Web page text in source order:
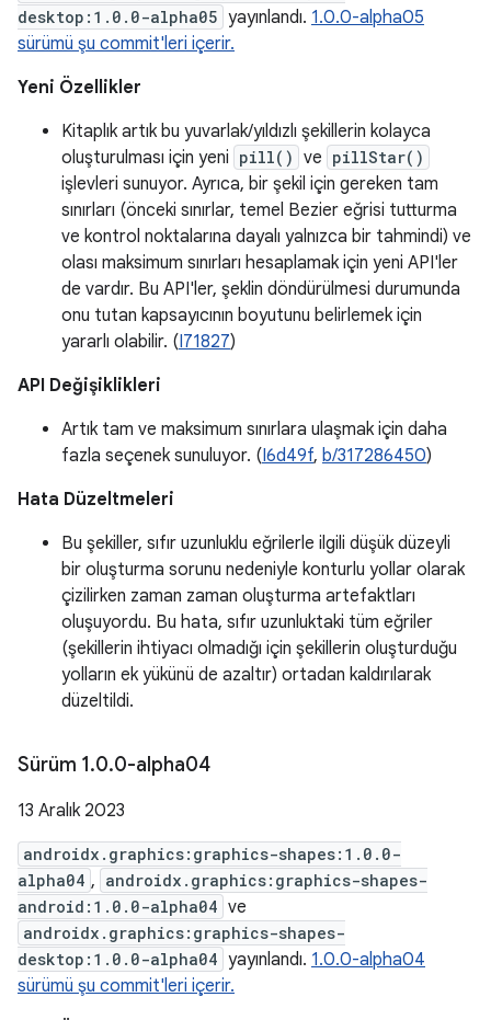
desktop:1.0.0-alpha05 yayınlandı. 1.0.0-alpha05
sürümü şu commit'leri içerir.
Yeni Özellikler
Kitaplık artık bu yuvarlak/yıldızlı şekillerin kolayca
oluşturulması için yeni pill() ve pillStar()
işlevleri sunuyor. Ayrıca, bir şekil için gereken tam
sınırları (önceki sınırlar, temel Bezier eğrisi tutturma
ve kontrol noktalarına dayalı yalnızca bir tahmindi) ve
olası maksimum sınırları hesaplamak için yeni API'ler
de vardır. Bu API'ler, şeklin döndürülmesi durumunda
onu tutan kapsayıcının boyutunu belirlemek için
yararlı olabilir. (I71827)
API Değişiklikleri
Artık tam ve maksimum sınırlara ulaşmak için daha
fazla seçenek sunuluyor. (I6d49f, b/317286450)
Hata Düzeltmeleri
Bu şekiller, sıfır uzunluklu eğrilerle ilgili düşük düzeyli
bir oluşturma sorunu nedeniyle konturlu yollar olarak
çizilirken zaman zaman oluşturma artefaktları
oluşuyordu. Bu hata, sıfır uzunluktaki tüm eğriler
(şekillerin ihtiyacı olmadığı için şekillerin oluşturduğu
yolların ek yükünü de azaltır) ortadan kaldırılarak
düzeltildi.
Sürüm 1.0.0-alpha04
13 Aralık 2023
androidx.graphics:graphics-shapes:1.0.0-
alpha04 , androidx.graphics:graphics-shapes-
android:1.0.0-alpha04 ve
androidx.graphics:graphics-shapes-
desktop:1.0.0-alpha04 yayınlandı. 1.0.0-alpha04
sürümü şu commit'leri içerir.